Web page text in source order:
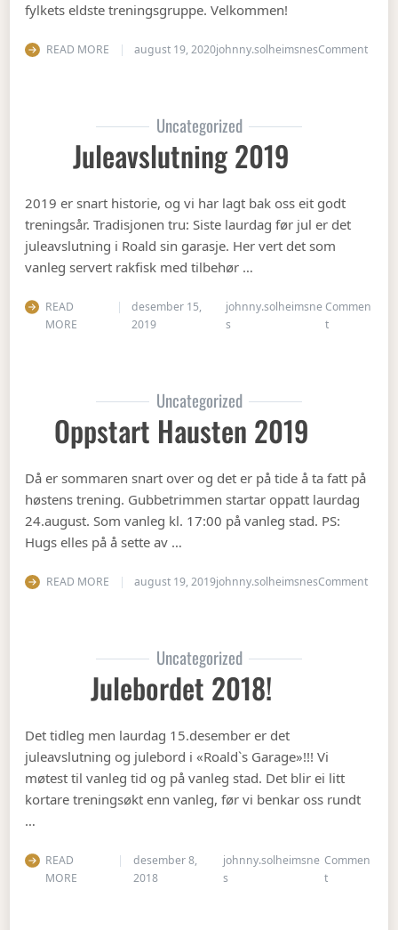
fylkets eldste treningsgruppe. Velkommen!
READ MORE august 19, 2020johnny.solheimsnesCommenton
Uncategorized
Juleavslutning 2019
2019 er snart historie, og vi har lagt bak oss eit godt
treningsår. Tradisjonen tru: Siste laurdag før jul er det
juleavslutning i Roald sin garasje. Her vert det som
vanleg servert rakfisk med tilbehør …
READ
MORE
desember 15,
2019
johnny.solheimsne
s
Commen
ton
Uncategorized
Oppstart Hausten 2019
Då er sommaren snart over og det er på tide å ta fatt på
høstens trening. Gubbetrimmen startar oppatt laurdag
24.august. Som vanleg kl. 17:00 på vanleg stad. PS:
Hugs elles på å sette av …
READ MORE august 19, 2019johnny.solheimsnesCommenton
Uncategorized
Julebordet 2018!
Det tidleg men laurdag 15.desember er det
juleavslutning og julebord i «Roald`s Garage»!!! Vi
møtest til vanleg tid og på vanleg stad. Det blir ei litt
kortare treningsøkt enn vanleg, før vi benkar oss rundt
…
READ
MORE
desember 8,
2018
johnny.solheimsne
s
Commen
ton Julebordet